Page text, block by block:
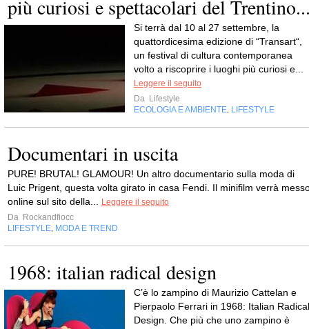
più curiosi e spettacolari del
Si terrà dal 10 al 27 settembre, la
quattordicesima edizione di “Transart“,
un festival di cultura contemporanea
volto a riscoprire i luoghi più curiosi e...
Leggere il seguito
Da Lifestyle
ECOLOGIA E AMBIENTE, LIFESTYLE
Documentari in uscita
PURE! BRUTAL! GLAMOUR! Un altro documentario sulla moda di
Luic Prigent, questa volta girato in casa Fendi. Il minifilm verrà
online sul sito della... Leggere il seguito
Da Rockandfiocc
LIFESTYLE, MODA E TREND
1968: italian radical design
C’è lo zampino di Maurizio Cattelan e
Pierpaolo Ferrari in 1968: Italian Radical
Design. Che più che uno zampino è